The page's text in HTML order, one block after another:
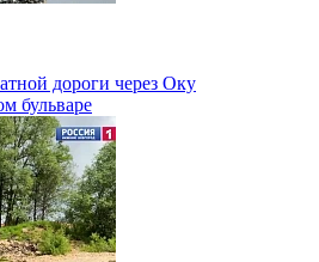
дороги через Оку
бульваре